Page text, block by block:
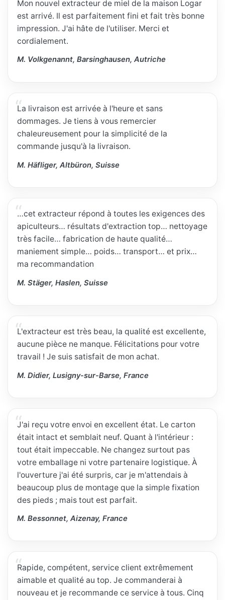
Mon nouvel extracteur de miel de la maison Logar
est arrivé. Il est parfaitement fini et fait très bonne
impression. J'ai hâte de l'utiliser. Merci et
cordialement.
M. Volkgenannt, Barsinghausen, Autriche
La livraison est arrivée à l'heure et sans
dommages. Je tiens à vous remercier
chaleureusement pour la simplicité de la
commande jusqu'à la livraison.
M. Häfliger, Altbüron, Suisse
…cet extracteur répond à toutes les exigences des
apiculteurs… résultats d'extraction top… nettoyage
très facile… fabrication de haute qualité…
maniement simple… poids… transport… et prix…
ma recommandation
M. Stäger, Haslen, Suisse
L'extracteur est très beau, la qualité est excellente,
aucune pièce ne manque. Félicitations pour votre
travail ! Je suis satisfait de mon achat.
M. Didier, Lusigny-sur-Barse, France
J'ai reçu votre envoi en excellent état. Le carton
était intact et semblait neuf. Quant à l'intérieur :
tout était impeccable. Ne changez surtout pas
votre emballage ni votre partenaire logistique. À
l'ouverture j'ai été surpris, car je m'attendais à
beaucoup plus de montage que la simple fixation
des pieds ; mais tout est parfait.
M. Bessonnet, Aizenay, France
Rapide, compétent, service client extrêmement
aimable et qualité au top. Je commanderai à
nouveau et je recommande ce service à tous. Cinq